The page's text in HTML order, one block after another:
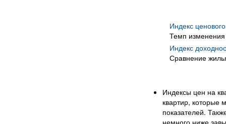
Индекс
Темп
Индекс
Сравнение
Индексы цен на
квартир, которые
показателей.
немного ниже